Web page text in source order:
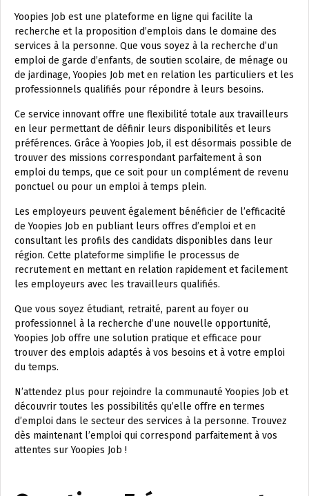
Yoopies Job est une plateforme en ligne qui facilite la
recherche et la proposition d’emplois dans le domaine des
services à la personne. Que vous soyez à la recherche d’un
emploi de garde d’enfants, de soutien scolaire, de ménage ou
de jardinage, Yoopies Job met en relation les particuliers et les
professionnels qualifiés pour répondre à leurs besoins.
Ce service innovant offre une flexibilité totale aux travailleurs
en leur permettant de définir leurs disponibilités et leurs
préférences. Grâce à Yoopies Job, il est désormais possible de
trouver des missions correspondant parfaitement à son
emploi du temps, que ce soit pour un complément de revenu
ponctuel ou pour un emploi à temps plein.
Les employeurs peuvent également bénéficier de l’efficacité
de Yoopies Job en publiant leurs offres d’emploi et en
consultant les profils des candidats disponibles dans leur
région. Cette plateforme simplifie le processus de
recrutement en mettant en relation rapidement et facilement
les employeurs avec les travailleurs qualifiés.
Que vous soyez étudiant, retraité, parent au foyer ou
professionnel à la recherche d’une nouvelle opportunité,
Yoopies Job offre une solution pratique et efficace pour
trouver des emplois adaptés à vos besoins et à votre emploi
du temps.
N’attendez plus pour rejoindre la communauté Yoopies Job et
découvrir toutes les possibilités qu’elle offre en termes
d’emploi dans le secteur des services à la personne. Trouvez
dès maintenant l’emploi qui correspond parfaitement à vos
attentes sur Yoopies Job !